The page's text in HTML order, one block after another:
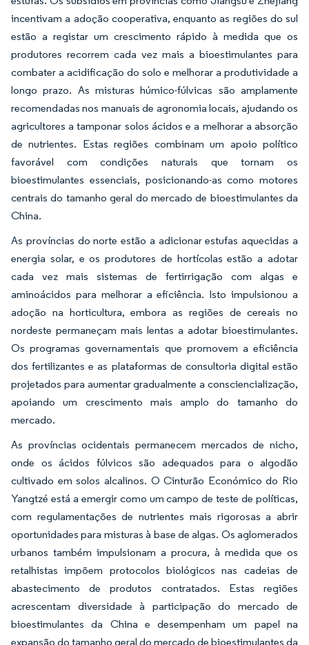
incentivam a adoção cooperativa, enquanto as regiões do sul
estão a registar um crescimento rápido à medida que os
produtores recorrem cada vez mais a bioestimulantes para
combater a acidificação do solo e melhorar a produtividade a
longo prazo. As misturas húmico-fúlvicas são amplamente
recomendadas nos manuais de agronomia locais, ajudando os
agricultores a tamponar solos ácidos e a melhorar a absorção
de nutrientes. Estas regiões combinam um apoio político
favorável com condições naturais que tornam os
bioestimulantes essenciais, posicionando-as como motores
centrais do tamanho geral do mercado de bioestimulantes da
China.
As províncias do norte estão a adicionar estufas aquecidas a
energia solar, e os produtores de hortícolas estão a adotar
cada vez mais sistemas de fertirrigação com algas e
aminoácidos para melhorar a eficiência. Isto impulsionou a
adoção na horticultura, embora as regiões de cereais no
nordeste permaneçam mais lentas a adotar bioestimulantes.
Os programas governamentais que promovem a eficiência
dos fertilizantes e as plataformas de consultoria digital estão
projetados para aumentar gradualmente a consciencialização,
apoiando um crescimento mais amplo do tamanho do
mercado.
As províncias ocidentais permanecem mercados de nicho,
onde os ácidos fúlvicos são adequados para o algodão
cultivado em solos alcalinos. O Cinturão Económico do Rio
Yangtzé está a emergir como um campo de teste de políticas,
com regulamentações de nutrientes mais rigorosas a abrir
oportunidades para misturas à base de algas. Os aglomerados
urbanos também impulsionam a procura, à medida que os
retalhistas impõem protocolos biológicos nas cadeias de
abastecimento de produtos contratados. Estas regiões
acrescentam diversidade à participação do mercado de
bioestimulantes da China e desempenham um papel na
expansão do tamanho geral do mercado de bioestimulantes da